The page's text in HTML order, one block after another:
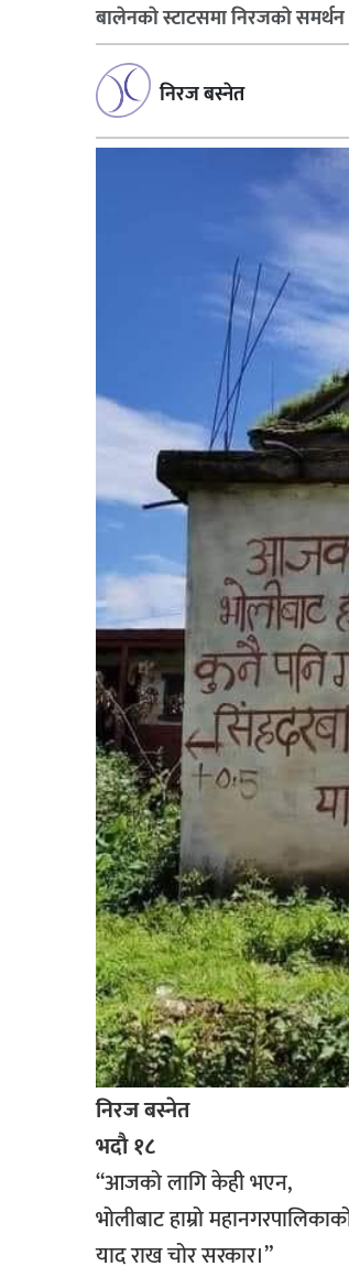
बालेनकाे स्टाटसमा निरजकाे समर्थन
निरज बस्नेत
निरज बस्नेत
भदाै १८
“आजको लागि केही भएन,
भोलीबाट हाम्रो
याद राख चोर सरकार।”